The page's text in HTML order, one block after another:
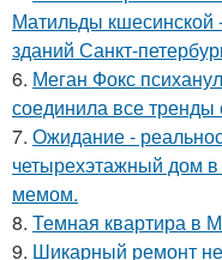
Матильды кшесинской
зданий Санкт-
6. Меган Фокс
соединила все тренды
7. Ожидание -
четырехэтажный дом
мемом.
8. Темная квартира в
9. Шикарный ремонт